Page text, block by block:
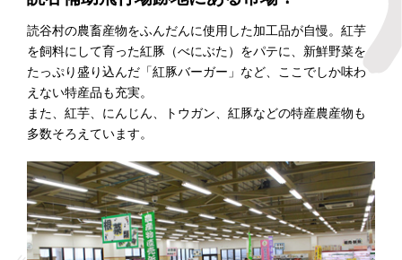
読谷村の農畜産物をふんだんに使用した加工品が自慢。紅芋
を飼料にして育った紅豚（べにぶた）をパテに、新鮮野菜を
たっぷり盛り込んだ「紅豚バーガー」など、ここでしか味わ
えない特産品も充実。
また、紅芋、にんじん、トウガン、紅豚などの特産農産物も
多数そろえています。